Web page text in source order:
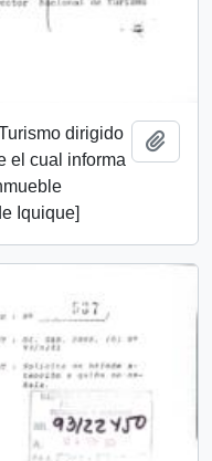
dirigido
el cual informa
Iquique]